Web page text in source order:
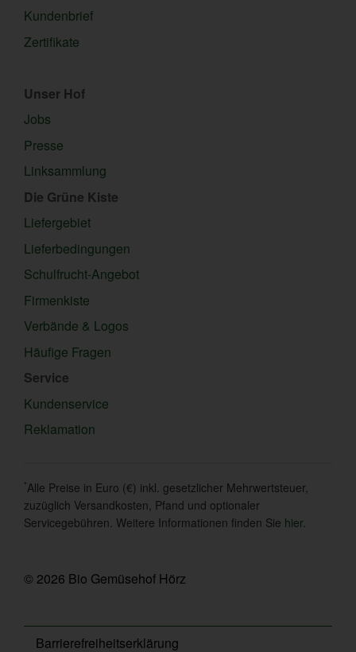
Kundenbrief
Zertifikate
Unser Hof
Jobs
Presse
Linksammlung
Die Grüne Kiste
Liefergebiet
Lieferbedingungen
Schulfrucht-Angebot
Firmenkiste
Verbände & Logos
Häufige Fragen
Service
Kundenservice
Reklamation
*Alle Preise in Euro (€) inkl. gesetzlicher Mehrwertsteuer,
zuzüglich Versandkosten, Pfand und optionaler
Servicegebühren. Weitere Informationen finden Sie hier
© 2026 Bio Gemüsehof Hörz
Barrierefreiheitserklärung